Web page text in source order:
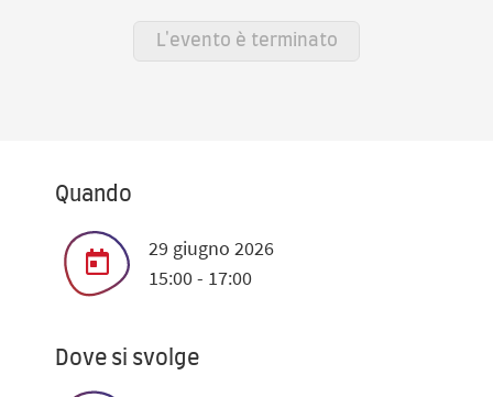
L'evento è terminato
Quando
29 giugno 2026
15:00 - 17:00
Dove si svolge